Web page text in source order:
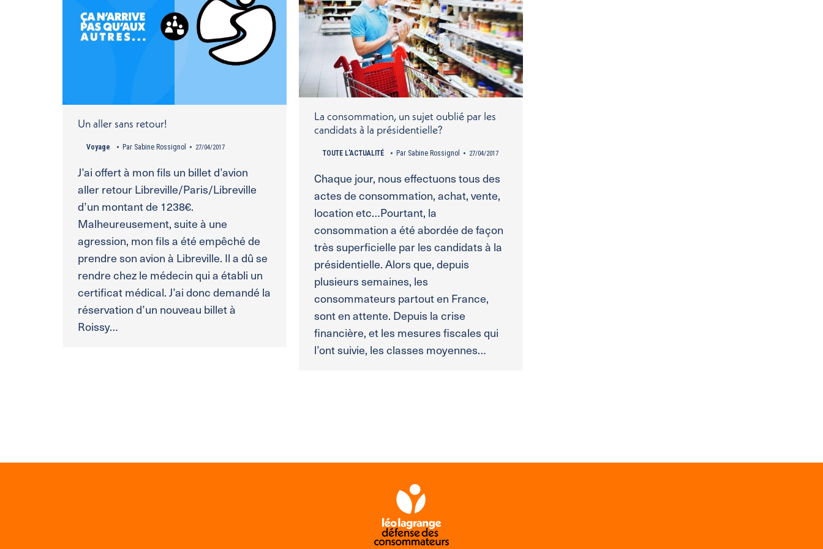
Un aller sans retour!
Voyage Par Sabine Rossignol 27/04/2017
J’ai offert à mon fils un billet d’avion
aller retour Libreville/Paris/Libreville
d’un montant de 1238€.
Malheureusement, suite à une
agression, mon fils a été empêché de
prendre son avion à Libreville. Il a dû se
rendre chez le médecin qui a établi un
certificat médical. J’ai donc demandé la
réservation d’un nouveau billet à
Roissy…
La consommation, un sujet oublié par les
candidats à la présidentielle?
TOUTE L'ACTUALITÉ Par Sabine Rossignol 27/04/2017
Chaque jour, nous effectuons tous des
actes de consommation, achat, vente,
location etc…Pourtant, la
consommation a été abordée de façon
très superficielle par les candidats à la
présidentielle. Alors que, depuis
plusieurs semaines, les
consommateurs partout en France,
sont en attente. Depuis la crise
financière, et les mesures fiscales qui
l’ont suivie, les classes moyennes…